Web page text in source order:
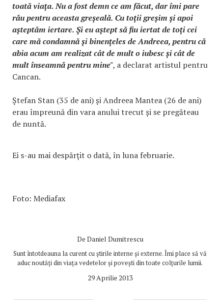
toată viaţa. Nu a fost demn ce am făcut, dar îmi pare
rău pentru aceasta greşeală. Cu toţii greşim şi apoi
aşteptăm iertare. Şi eu aştept să fiu iertat de toţi cei
care mă condamnă şi binenţeles de Andreea, pentru că
abia acum am realizat cât de mult o iubesc şi cât de
mult înseamnă pentru mine", a declarat artistul pentru
Cancan.
Ștefan Stan (35 de ani) și Andreea Mantea (26 de ani)
erau împreună din vara anului trecut și se pregăteau
de nuntă.
Ei s-au mai despărțit o dată, în luna februarie.
Foto: Mediafax
De Daniel Dumitrescu
Sunt întotdeauna la curent cu știrile interne și externe. Îmi place să vă
aduc noutăți din viața vedetelor și povești din toate colțurile lumii.
29 Aprilie 2013